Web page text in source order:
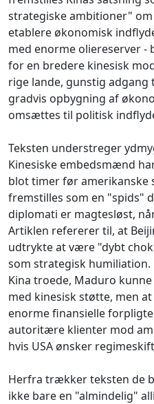
strategiske ambitioner"
etablere økonomisk
med enorme oliereserver -
for en bredere kinesisk
rige lande, gunstig
gradvis opbygning af
omsættes til politisk
Teksten understreger
Kinesiske embedsmænd
blot timer før amerikanske
fremstilles som en "spids"
diplomati er magtesløst,
Artiklen refererer til, at
udtrykte at være "dybt
som strategisk
Kina troede, Maduro
med kinesisk støtte, men
enorme finansielle
autoritære klienter mod
hvis USA ønsker
Herfra trækker teksten de
ikke bare en "almindelig"